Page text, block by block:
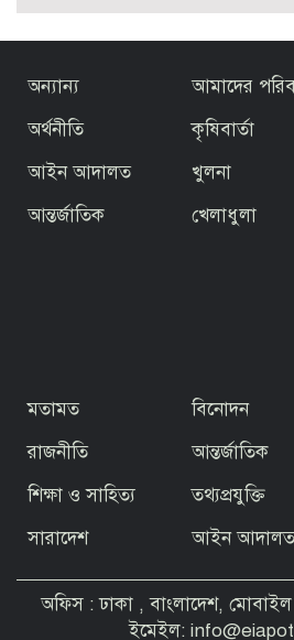
অন্যান্য
অর্থনীতি
আইন আদালত
আন্তর্জাতিক
আমাদের
কৃষিবার্তা
খুলনা
খেলাধুলা
মতামত
রাজনীতি
শিক্ষা ও সাহিত্য
সারাদেশ
বিনোদন
আন্তর্জাতিক
তথ্যপ্রযুক্তি
আইন
অফিস : ঢাকা , বাংলাদেশ,
ইমেইল: